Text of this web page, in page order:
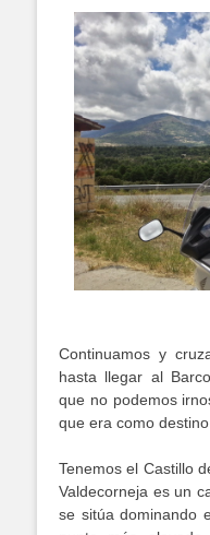
Continuamos y
hasta llegar al
que no podemos
que era como destino
Tenemos el Castillo
Valdecorneja es un
se sitúa dominando